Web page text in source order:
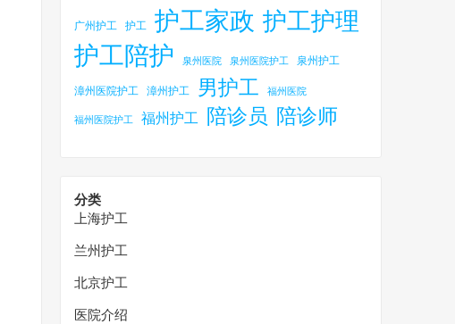
广州护工 护工 护工家政 护工护理
护工陪护
泉州医院 泉州医院护工 泉州护工
漳州医院护工 漳州护工 男护工 福州医院
福州医院护工 福州护工 陪诊员 陪诊师
分类
上海护工
兰州护工
北京护工
医院介绍